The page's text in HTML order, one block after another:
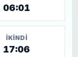
06:01
İKINDI
17:06